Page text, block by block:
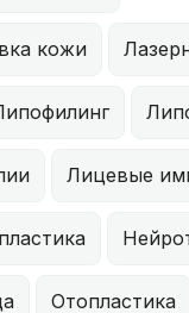
кожи
Лицевые
Отопластика